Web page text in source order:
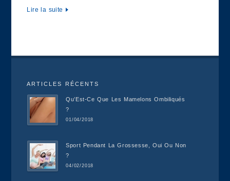
Lire la suite
ARTICLES RÉCENTS
Qu’Est-Ce Que Les Mamelons Ombiliqués
?
01/04/2018
Sport Pendant La Grossesse, Oui Ou Non
?
04/02/2018